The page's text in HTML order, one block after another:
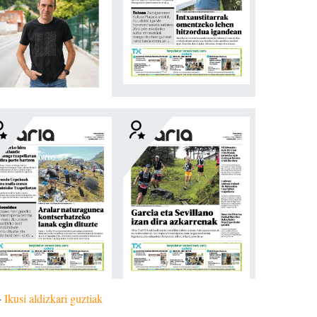
Ikusi aldizkari guztiak